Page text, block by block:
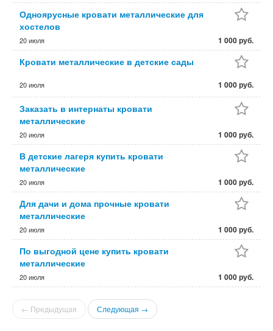
Одноярусные кровати металлические для
хостелов
20 июля 1 000 руб.
Кровати металлические в детские сады
20 июля 1 000 руб.
Заказать в интернаты кровати
металлические
20 июля 1 000 руб.
В детские лагеря купить кровати
металлические
20 июля 1 000 руб.
Для дачи и дома прочные кровати
металлические
20 июля 1 000 руб.
По выгодной цене купить кровати
металлические
20 июля 1 000 руб.
← Предыдущая Следующая →